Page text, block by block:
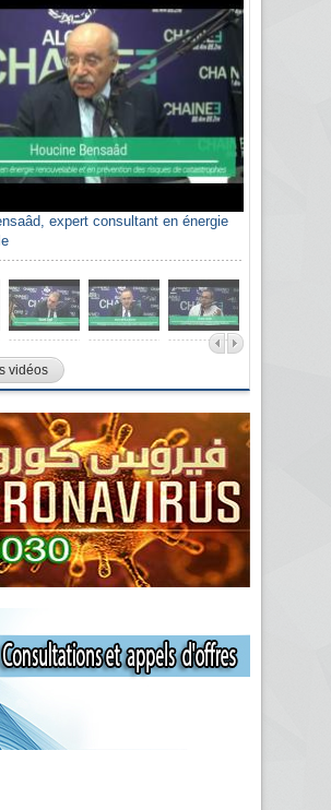
expert consultant en énergie
vidéos